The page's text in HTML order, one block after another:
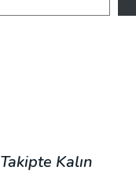
Takipte Kalın